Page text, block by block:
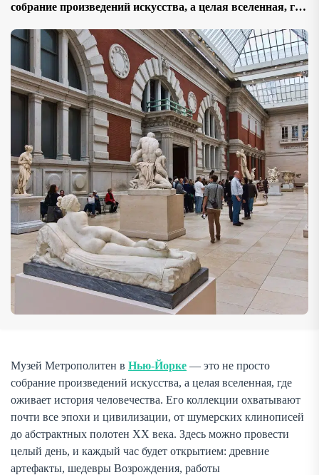
собрание произведений искусства, а целая вселенная, где
охватывают почти все эпохи и цивилизации, от
шумерских клинописей до абстрактных полотен XX
века. Здесь можно провести целый день, и каждый час
будет открытием: древние артефакты, шедевры
Возрождения, работы импрессионистов и новаторские
инсталляции современности. Если […]
Музей Метрополитен в Нью-Йорке — это не просто
собрание произведений искусства, а целая вселенная, где
оживает история человечества. Его коллекции охватывают
почти все эпохи и цивилизации, от шумерских клинописей
до абстрактных полотен XX века. Здесь можно провести
целый день, и каждый час будет открытием: древние
артефакты, шедевры Возрождения, работы